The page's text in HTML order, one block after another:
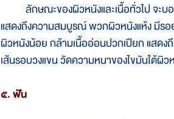
ลักษณะของผิวหนังและเนื้อทั่วไป จะบอก
แสดงถึงความสมบูรณ์ พวกผิวหนังแห้ง มีรอ
ผิวหนังน้อย กล้ามเนื้ออ่อนปวกเปียก แสดง
เส้นรอบวงแขน วัดความหนาของไขมันใต้ผิ
๕. ฟัน